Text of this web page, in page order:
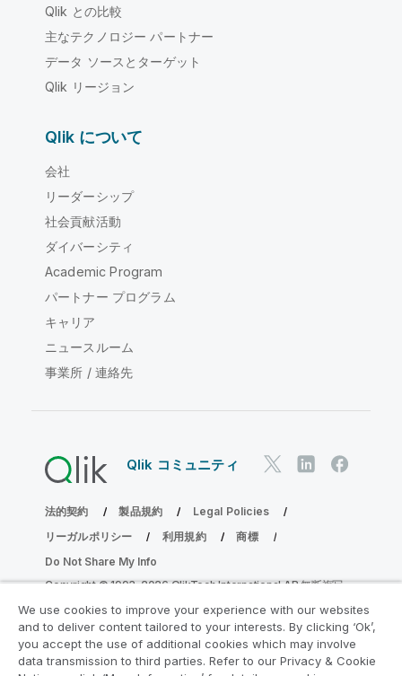
Qlik との比較
主なテクノロジー パートナー
データ ソースとターゲット
Qlik リージョン
Qlik について
会社
リーダーシップ
社会貢献活動
ダイバーシティ
Academic Program
パートナー プログラム
キャリア
ニュースルーム
事業所 / 連絡先
Qlik コミュニティ
法的契約 製品規約
Legal Policies
リーガルポリシー
利用規約
商標
Do Not Share My Info
Copyright © 1993-2026 QlikTech International AB.無断複写・
分析の近代化プログラムに参加する
We use cookies to improve your experience with our websites
and to deliver content tailored to your interests. By clicking ‘Ok’,
you accept the use of additional cookies which may involve
data transmission to third parties. Refer to our Privacy & Cookie